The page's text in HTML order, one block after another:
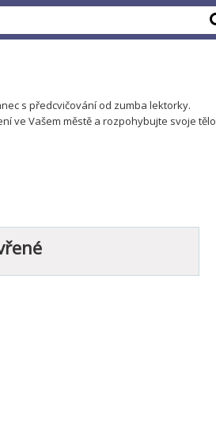
s předcvičování od zumba lektorky.
ve Vašem městě a rozpohybujte svoje tělo